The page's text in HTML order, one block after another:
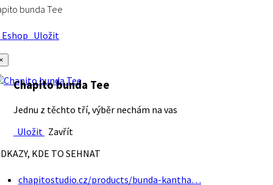
bunda Tee
Uložit
Chapito bunda Tee
Jednu z těchto tří, výběr nechám na vas
Uložit Zavřít
KDE TO SEHNAT
chapitostudio.cz/products/bunda-kantha…